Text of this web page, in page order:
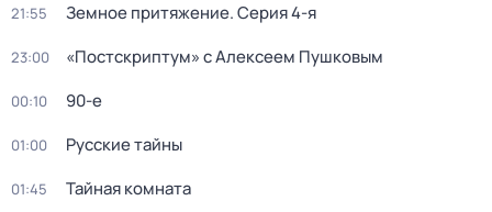
21:55 Земное притяжение. Серия 4-я
23:00 «Постскриптум» с Алексеем Пушковым
00:10 90-е
01:00 Русские тайны
01:45 Тайная комната